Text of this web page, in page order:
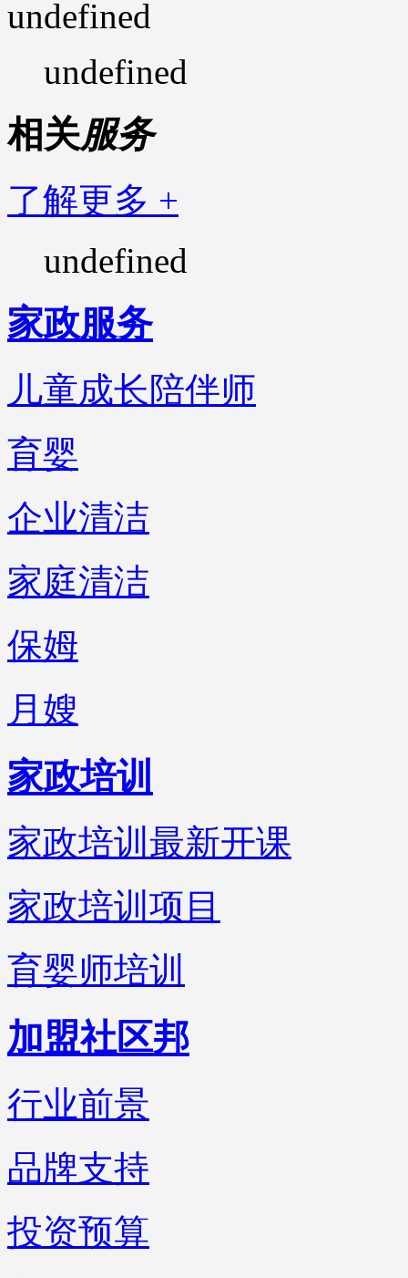
undefined
undefined
相关服务
了解更多 +
undefined
家政服务
儿童成长陪伴师
育婴
企业清洁
家庭清洁
保姆
月嫂
家政培训
家政培训最新开课
家政培训项目
育婴师培训
加盟社区邦
行业前景
品牌支持
投资预算